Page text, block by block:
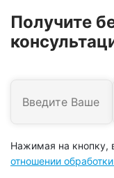
Получите
Нажимая на кнопку,
отношении